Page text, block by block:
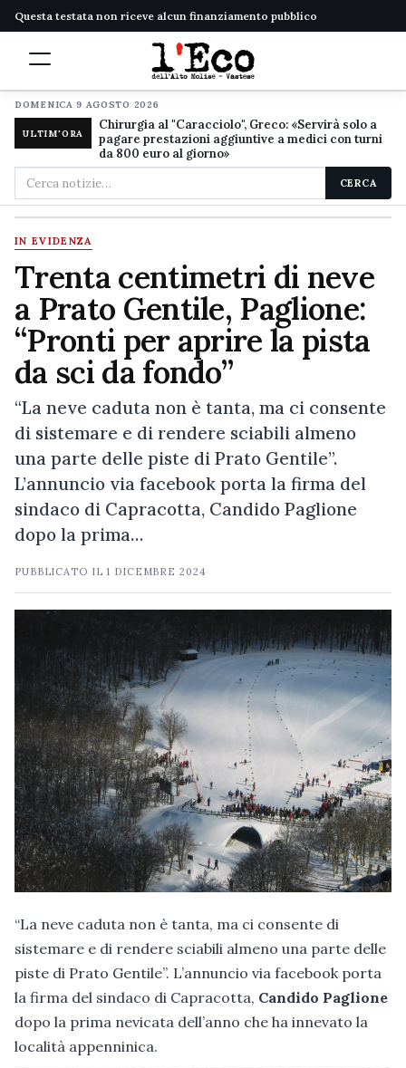
Questa testata non riceve alcun finanziamento pubblico
DOMENICA 9 AGOSTO 2026
ULTIM'ORA
Chirurgia al "Caracciolo", Greco: «Servirà solo a
pagare prestazioni aggiuntive a medici con turni
da 800 euro al giorno»
Cerca
nel
sito
CERCA
IN EVIDENZA
Trenta centimetri di neve
a Prato Gentile, Paglione:
“Pronti per aprire la pista
da sci da fondo”
“La neve caduta non è tanta, ma ci consente
di sistemare e di rendere sciabili almeno
una parte delle piste di Prato Gentile”.
L’annuncio via facebook porta la firma del
sindaco di Capracotta, Candido Paglione
dopo la prima…
PUBBLICATO IL1 DICEMBRE 2024
“La neve caduta non è tanta, ma ci consente di
sistemare e di rendere sciabili almeno una parte delle
piste di Prato Gentile”. L’annuncio via facebook porta
la firma del sindaco di Capracotta, Candido Paglione
dopo la prima nevicata dell’anno che ha innevato la
località appenninica.